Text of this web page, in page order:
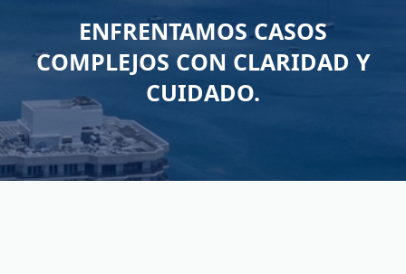
ENFRENTAMOS CASOS
COMPLEJOS CON CLARIDAD Y
CUIDADO.